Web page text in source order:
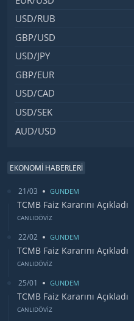
USD/RUB
GBP/USD
USD/JPY
GBP/EUR
USD/CAD
USD/SEK
AUD/USD
EKONOMİ HABERLERİ
21/03 GUNDEM
TCMB Faiz Kararını Açıkladı
CANLIDÖVİZ
22/02 GUNDEM
TCMB Faiz Kararını Açıkladı
CANLIDÖVİZ
25/01 GUNDEM
TCMB Faiz Kararını Açıkladı
CANLIDÖVİZ